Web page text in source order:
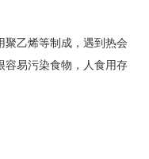
乙烯等制成，遇到热会
容易污染食物，人食用存